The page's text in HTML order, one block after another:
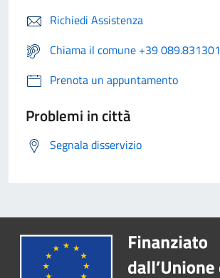
Richiedi Assistenza
Chiama il comune +39 089.831301
Prenota un appuntamento
Problemi in città
Segnala disservizio